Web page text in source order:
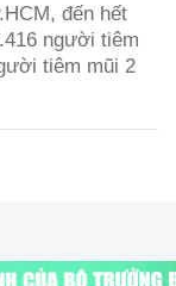
đến hết
người tiêm
tiêm mũi 2